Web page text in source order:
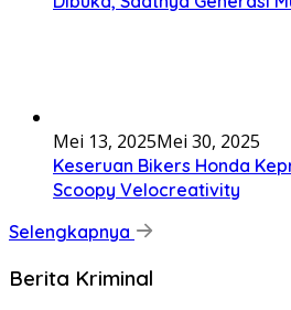
Mei 13, 2025Mei 30, 2025
Keseruan Bikers Honda
Scoopy Velocreativity
Selengkapnya
Berita Kriminal